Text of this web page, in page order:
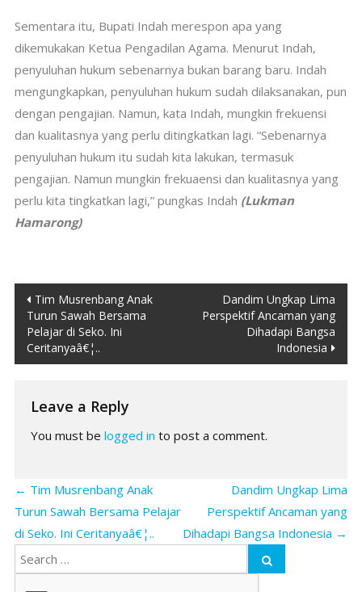
Sementara itu, Bupati Indah merespon apa yang
dikemukakan Ketua Pengadilan Agama. Menurut Indah,
penyuluhan hukum sebenarnya bukan barang baru. Indah
mengungkapkan, penyuluhan hukum sudah dilaksanakan, pun
dengan pengajian. Namun, kata Indah, mungkin frekuensi
dan kualitasnya yang perlu ditingkatkan lagi. “Sebenarnya
penyuluhan hukum itu sudah kita lakukan, termasuk
pengajian. Namun mungkin frekuaensi dan kualitasnya yang
perlu kita tingkatkan lagi,” pungkas Indah (Lukman
Hamarong)
Post
navigation
Tim Musrenbang Anak
Turun Sawah Bersama
Pelajar di Seko. Ini
Ceritanyaâ€¦..
Dandim Ungkap Lima
Perspektif Ancaman yang
Dihadapi Bangsa
Indonesia
Leave a Reply
You must be logged in to post a comment.
← Tim Musrenbang Anak
Turun Sawah Bersama Pelajar
di Seko. Ini Ceritanyaâ€¦..
Dandim Ungkap Lima
Perspektif Ancaman yang
Dihadapi Bangsa Indonesia →